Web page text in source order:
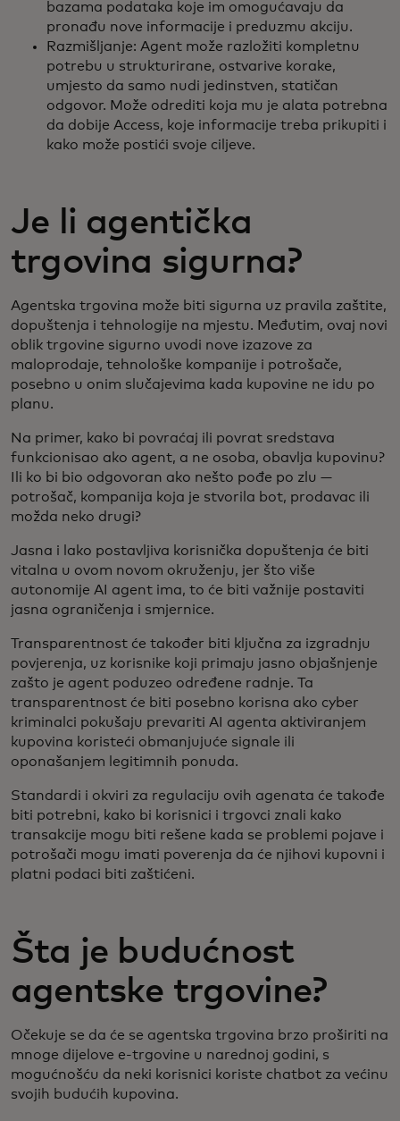
bazama podataka koje im omogućavaju da
pronađu nove informacije i preduzmu akciju.
Razmišljanje: Agent može razložiti kompletnu
potrebu u strukturirane, ostvarive korake,
umjesto da samo nudi jedinstven, statičan
odgovor. Može odrediti koja mu je alata potrebna
da dobije Access, koje informacije treba prikupiti i
kako može postići svoje ciljeve.
Je li agentička
trgovina sigurna?
Agentska trgovina može biti sigurna uz pravila zaštite,
dopuštenja i tehnologije na mjestu. Međutim, ovaj novi
oblik trgovine sigurno uvodi nove izazove za
maloprodaje, tehnološke kompanije i potrošače,
posebno u onim slučajevima kada kupovine ne idu po
planu.
Na primer, kako bi povraćaj ili povrat sredstava
funkcionisao ako agent, a ne osoba, obavlja kupovinu?
Ili ko bi bio odgovoran ako nešto pođe po zlu —
potrošač, kompanija koja je stvorila bot, prodavac ili
možda neko drugi?
Jasna i lako postavljiva korisnička dopuštenja će biti
vitalna u ovom novom okruženju, jer što više
autonomije AI agent ima, to će biti važnije postaviti
jasna ograničenja i smjernice.
Transparentnost će također biti ključna za izgradnju
povjerenja, uz korisnike koji primaju jasno objašnjenje
zašto je agent poduzeo određene radnje. Ta
transparentnost će biti posebno korisna ako cyber
kriminalci pokušaju prevariti AI agenta aktiviranjem
kupovina koristeći obmanjujuće signale ili
oponašanjem legitimnih ponuda.
Standardi i okviri za regulaciju ovih agenata će takođe
biti potrebni, kako bi korisnici i trgovci znali kako
transakcije mogu biti rešene kada se problemi pojave i
potrošači mogu imati poverenja da će njihovi kupovni i
platni podaci biti zaštićeni.
Šta je budućnost
agentske trgovine?
Očekuje se da će se agentska trgovina brzo proširiti na
mnoge dijelove e-trgovine u narednoj godini, s
mogućnošću da neki korisnici koriste chatbot za većinu
svojih budućih kupovina.